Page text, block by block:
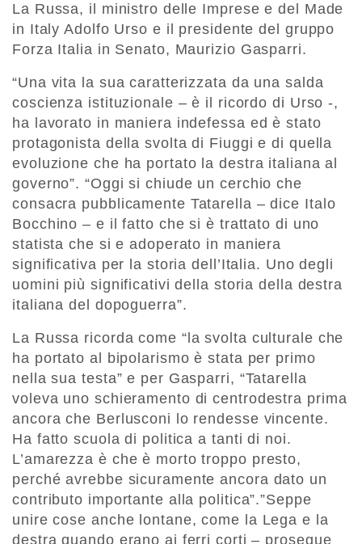
La Russa, il ministro delle Imprese e del Made
in Italy Adolfo Urso e il presidente del gruppo
Forza Italia in Senato, Maurizio Gasparri.
“Una vita la sua caratterizzata da una salda
coscienza istituzionale – è il ricordo di Urso -,
ha lavorato in maniera indefessa ed è stato
protagonista della svolta di Fiuggi e di quella
evoluzione che ha portato la destra italiana al
governo”. “Oggi si chiude un cerchio che
consacra pubblicamente Tatarella – dice Italo
Bocchino – e il fatto che si è trattato di uno
statista che si e adoperato in maniera
significativa per la storia dell’Italia. Uno degli
uomini più significativi della storia della destra
italiana del dopoguerra”.
La Russa ricorda come “la svolta culturale che
ha portato al bipolarismo è stata per primo
nella sua testa” e per Gasparri, “Tatarella
voleva uno schieramento di centrodestra prima
ancora che Berlusconi lo rendesse vincente.
Ha fatto scuola di politica a tanti di noi.
L’amarezza è che è morto troppo presto,
perché avrebbe sicuramente ancora dato un
contributo importante alla politica”.”Seppe
unire cose anche lontane, come la Lega e la
destra quando erano ai ferri corti – prosegue